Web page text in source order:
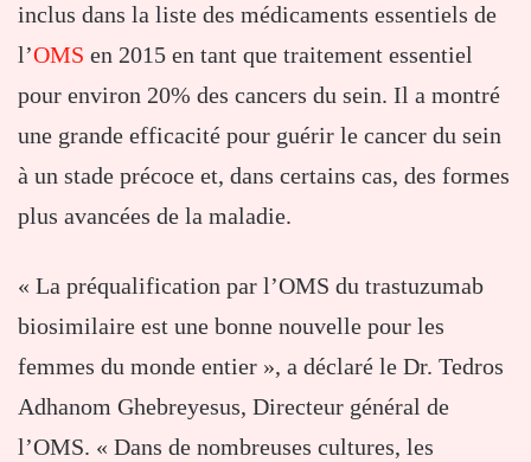
inclus dans la liste des médicaments essentiels de
l’OMS en 2015 en tant que traitement essentiel
pour environ 20% des cancers du sein. Il a montré
une grande efficacité pour guérir le cancer du sein
à un stade précoce et, dans certains cas, des formes
plus avancées de la maladie.
« La préqualification par l’OMS du trastuzumab
biosimilaire est une bonne nouvelle pour les
femmes du monde entier », a déclaré le Dr. Tedros
Adhanom Ghebreyesus, Directeur général de
l’OMS. « Dans de nombreuses cultures, les